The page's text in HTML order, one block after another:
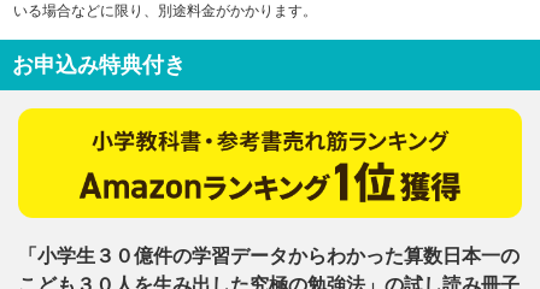
いる場合などに限り、別途料金がかかります。
お申込み特典付き
「小学生３０億件の学習データからわかった算数日本一の
こども３０人を生み出した究極の勉強法」の試し読み冊子